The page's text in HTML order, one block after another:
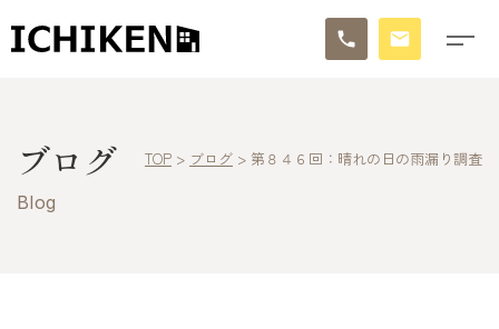
ブログ
ブログ
Blog
TOP > ブログ > 第８４６回：晴れの日の雨漏り調査